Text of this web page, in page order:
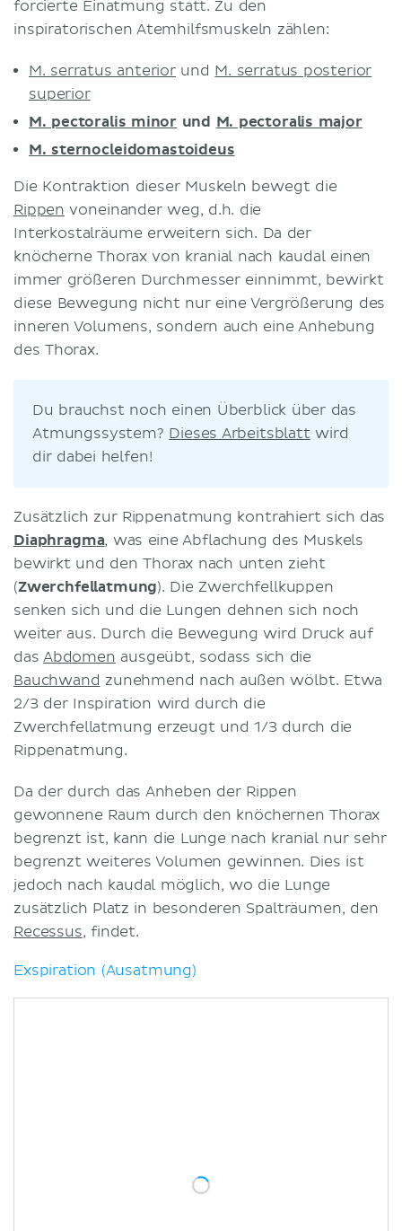
forcierte Einatmung statt. Zu den
inspiratorischen Atemhilfsmuskeln zählen:
M. serratus anterior und M. serratus posterior
superior
M. pectoralis minor und M. pectoralis major
M. sternocleidomastoideus
Die Kontraktion dieser Muskeln bewegt die
Rippen voneinander weg, d.h. die
Interkostalräume erweitern sich. Da der
knöcherne Thorax von kranial nach kaudal einen
immer größeren Durchmesser einnimmt, bewirkt
diese Bewegung nicht nur eine Vergrößerung des
inneren Volumens, sondern auch eine Anhebung
des Thorax.
Du brauchst noch einen Überblick über das
Atmungssystem? Dieses Arbeitsblatt wird
dir dabei helfen!
Zusätzlich zur Rippenatmung kontrahiert sich das
Diaphragma, was eine Abflachung des Muskels
bewirkt und den Thorax nach unten zieht
(Zwerchfellatmung). Die Zwerchfellkuppen
senken sich und die Lungen dehnen sich noch
weiter aus. Durch die Bewegung wird Druck auf
das Abdomen ausgeübt, sodass sich die
Bauchwand zunehmend nach außen wölbt. Etwa
2/3 der Inspiration wird durch die
Zwerchfellatmung erzeugt und 1/3 durch die
Rippenatmung.
Da der durch das Anheben der Rippen
gewonnene Raum durch den knöchernen Thorax
begrenzt ist, kann die Lunge nach kranial nur sehr
begrenzt weiteres Volumen gewinnen. Dies ist
jedoch nach kaudal möglich, wo die Lunge
zusätzlich Platz in besonderen Spalträumen, den
Recessus, findet.
Exspiration (Ausatmung)